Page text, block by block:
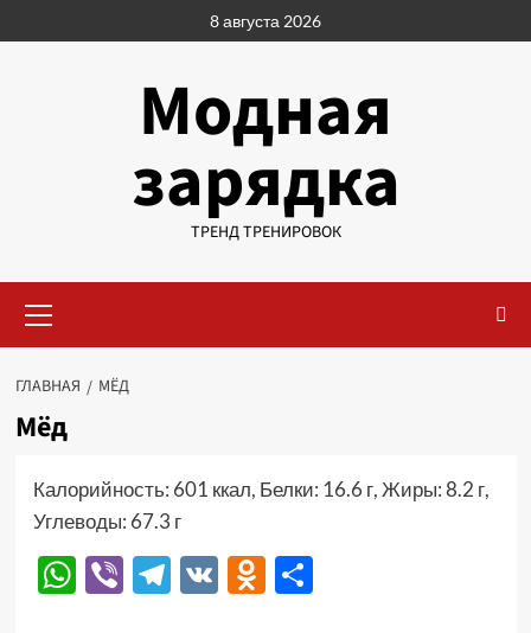
к
8 августа 2026
Модная
зарядка
ТРЕНД ТРЕНИРОВОК
меню
ГЛАВНАЯ МЁД
Мёд
Калорийность: 601 ккал, Белки: 16.6 г, Жиры: 8.2 г,
Углеводы: 67.3 г
WhatsApp
ViberTelegram
VKOdnoklassniki
Отправить